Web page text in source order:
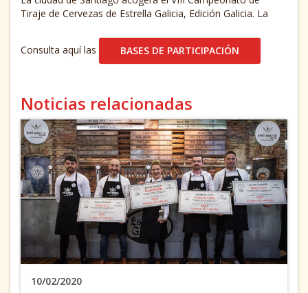
Tiraje de Cervezas de Estrella Galicia, Edición Galicia. La
Consulta aquí las BASES DE PARTICIPACIÓN
Noticias relacionadas
10/02/2020